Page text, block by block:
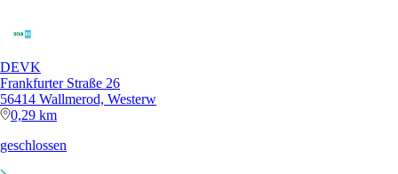
DEVK
Frankfurter Straße 26
56414 Wallmerod, Westerw
0,29 km
geschlossen